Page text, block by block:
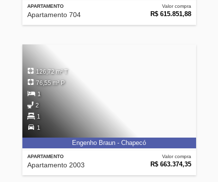
APARTAMENTO
Apartamento 704
Valor compra
R$ 615.851,88
APARTAMENTO
Apartamento 2003
Valor compra
R$ 663.374,35
126,72 m² T
76,55 m² P
1
2
1
1
Engenho Braun - Chapecó